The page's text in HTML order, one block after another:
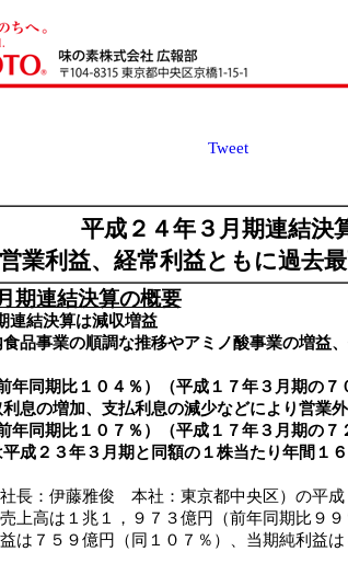
Tweet
平成２４年３月期連結決
営業利益、経常利益ともに過去
期連結決算の概要
連結決算は減収増益
品事業の順調な推移やアミノ酸事業の増益
年同期比１０４％）（平成１７年３月期の７
息の増加、支払利息の減少などにより営業外
年同期比１０７％）（平成１７年３月期の７
成２３年３月期と同額の１株当たり年間１６
長：伊藤雅俊 本社：東京都中央区）の平成
上高は１兆１，９７３億円（前年同期比９
は７５９億円（同１０７％）、当期純利益